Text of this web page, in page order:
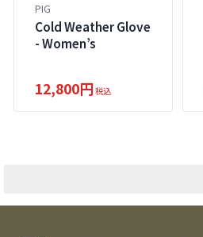
PIG
Cold Weather Glove
- Women’s
12,800円税込